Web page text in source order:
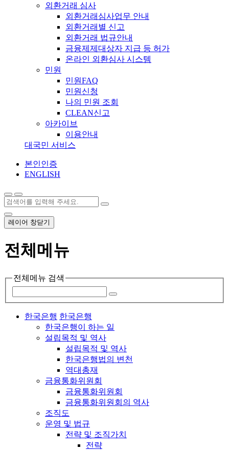
외환거래 심사
외환거래심사업무 안내
외환거래별 신고
외환거래 법규안내
금융제제대상자 지급 등 허가
온라인 외환심사 시스템
민원
민원FAQ
민원신청
나의 민원 조회
CLEAN신고
아카이브
이용안내
대국민 서비스
본인인증
ENGLISH
레이어 창닫기
전체메뉴
전체메뉴 검색
한국은행 한국은행
한국은행이 하는 일
설립목적 및 역사
설립목적 및 역사
한국은행법의 변천
역대총재
금융통화위원회
금융통화위원회
금융통화위원회의 역사
조직도
운영 및 법규
전략 및 조직가치
전략